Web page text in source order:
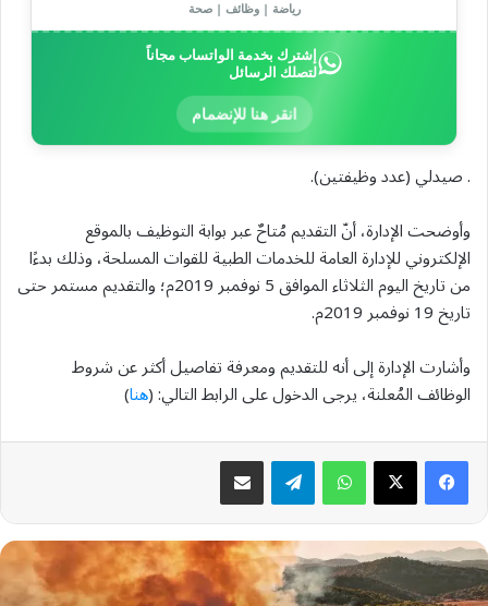
رياضة | وظائف | صحة
إشترك بخدمة الواتساب مجاناً
لتصلك الرسائل
انقر هنا للإنضمام
. صيدلي (عدد وظيفتين).
وأوضحت الإدارة، أنّ التقديم مُتاحٌ عبر بوابة التوظيف بالموقع
الإلكتروني للإدارة العامة للخدمات الطبية للقوات المسلحة، وذلك بدءًا
من تاريخ اليوم الثلاثاء الموافق 5 نوفمبر 2019م؛ والتقديم مستمر حتى
تاريخ 19 نوفمبر 2019م.
وأشارت الإدارة إلى أنه للتقديم ومعرفة تفاصيل أكثر عن شروط
الوظائف المُعلنة، يرجى الدخول على الرابط التالي: (هنا)
واتساب تيلقرام مشاركة عبر البريد